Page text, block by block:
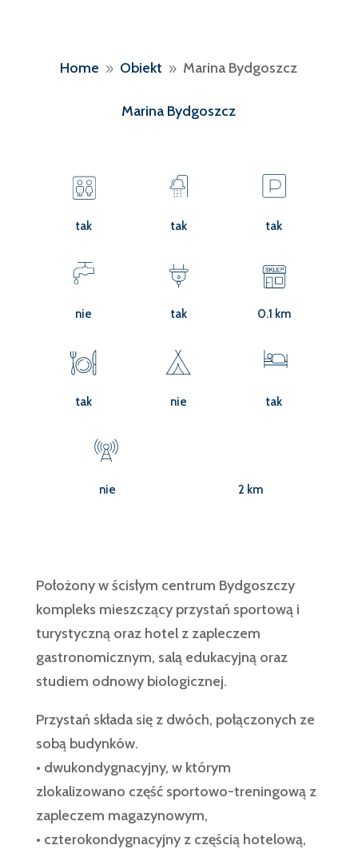
Home 9 Obiekt 9 Marina Bydgoszcz
Marina Bydgoszcz
tak tak tak
nie tak 0.1 km
tak nie tak
nie 2 km
Położony w ścisłym centrum Bydgoszczy
kompleks mieszczący przystań sportową i
turystyczną oraz hotel z zapleczem
gastronomicznym, salą edukacyjną oraz
studiem odnowy biologicznej.
Przystań składa się z dwóch, połączonych ze
sobą budynków.
• dwukondygnacyjny, w którym
zlokalizowano część sportowo-treningową z
zapleczem magazynowym,
• czterokondygnacyjny z częścią hotelową,